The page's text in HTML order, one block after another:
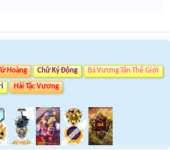
Hoàng Chữ Ký Động Bá Vương Tân Thế Giới
Hải Tặc Vương